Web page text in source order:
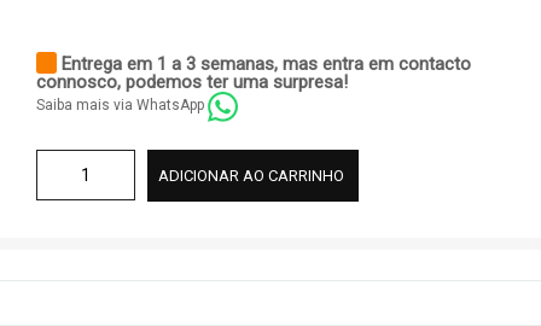
Entrega em 1 a 3 semanas, mas entra em contacto
connosco, podemos ter uma surpresa!
Saiba mais via WhatsApp
ADICIONAR AO CARRINHO